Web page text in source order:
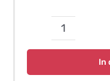
(RBP4-
In